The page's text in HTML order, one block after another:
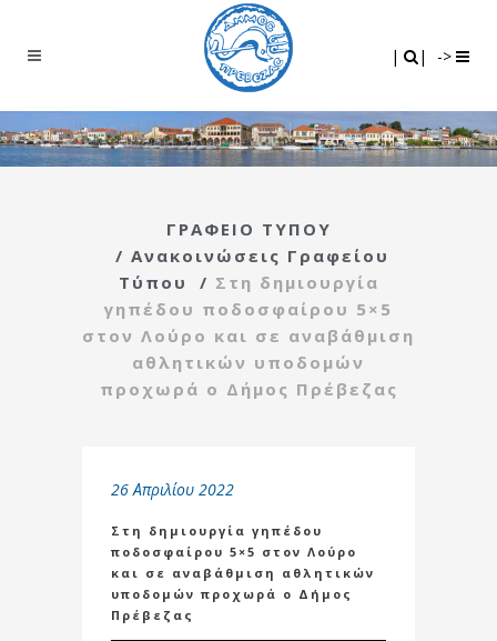
| | ->
ΓΡΑΦΕΙΟ ΤΥΠΟΥ
/ Ανακοινώσεις Γραφείου
Τύπου
/ Στη δημιουργία
γηπέδου ποδοσφαίρου 5×5
στον Λούρο και σε αναβάθμιση
αθλητικών υποδομών
προχωρά ο Δήμος Πρέβεζας
26 Απριλίου 2022
Στη δημιουργία γηπέδου
ποδοσφαίρου 5×5 στον Λούρο
και σε αναβάθμιση αθλητικών
υποδομών προχωρά ο Δήμος
Πρέβεζας